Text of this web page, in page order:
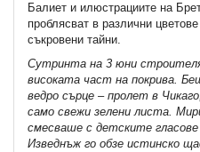
Балиет и илюстрациите на
проблясват в различни
съкровени тайни.
Сутринта на 3 юни
високата част на покрива.
ведро сърце – пролет в
само свежи зелени листа.
смесваше с детските
Изведнъж го обзе истинско